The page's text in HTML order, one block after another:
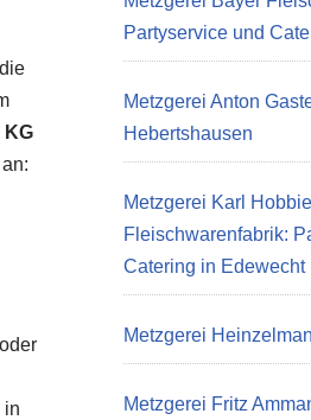
KG
in
Partyservice und
Metzgerei Anton
Hebertshausen
Metzgerei Karl Hobbie
Fleischwarenfabrik:
Catering in Edewecht
Metzgerei
Metzgerei Fritz